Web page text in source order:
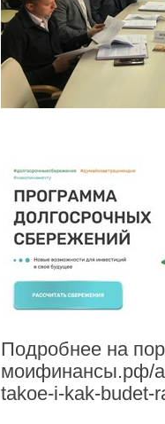
Подробнее на
моифинансы.рф/
takoe-i-kak-budet-